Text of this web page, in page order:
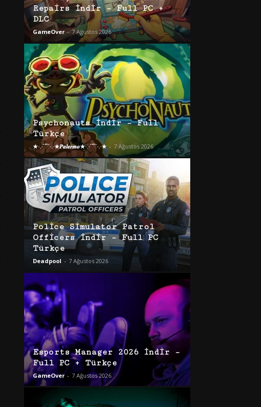
Repairs İndir – Full PC +
DLC
GameOver - 7 Ağustos 2026
Psychonauts İndir – Full
Türkçe
★·.·´¯`·.·★𝑷𝒂𝒍𝒆𝒓𝒎𝒐★·.·´¯`·.·★ - 7 Ağustos 2026
Police Simulator Patrol
Officers İndir – Full PC
Türkçe
Deadpool - 7 Ağustos 2026
Esports Manager 2026 İndir –
Full PC + Türkçe
GameOver - 7 Ağustos 2026